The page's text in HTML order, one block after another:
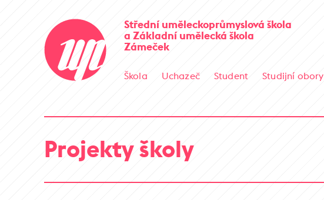
Střední uměleckoprůmyslová škola
a Základní umělecká škola
Zámeček
Škola Uchazeč Student Studijní obory
Projekty školy